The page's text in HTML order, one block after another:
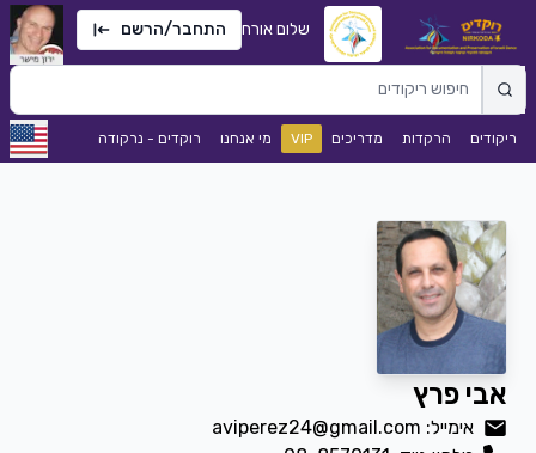
שלום אורח התחבר/הרשם
ריקודים הרקדות מדריכים VIP מי אנחנו רוקדים - נרקודה
אבי פרץ
אימייל: aviperez24@gmail.com